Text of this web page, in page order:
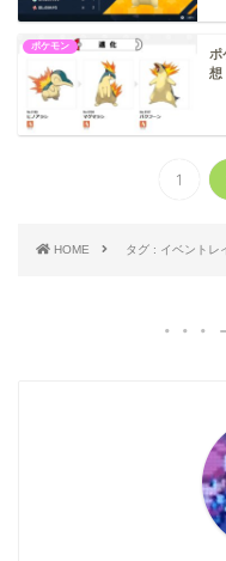
ポケモン
ポ
想
1
HOME タグ : イベントレ